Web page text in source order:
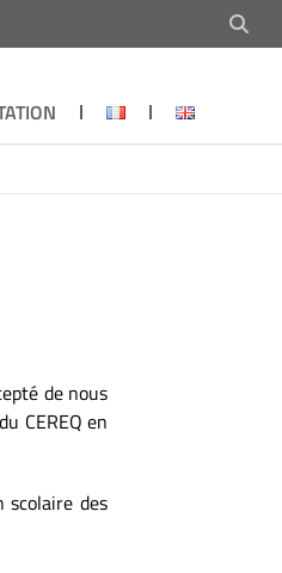
de nous
CEREQ en
scolaire des